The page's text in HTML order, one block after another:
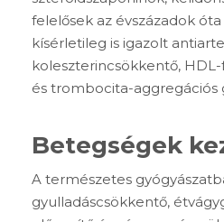
felelősek az évszázadok
kísérletileg is igazolt
koleszterincsökkentő,
és trombocita-aggregációs
Betegségek
A természetes
gyulladáscsökkentő,